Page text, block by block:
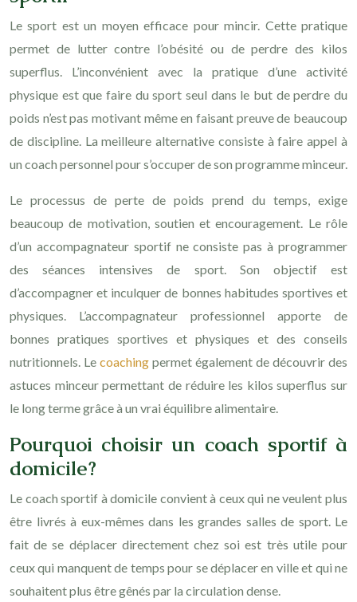
Le sport est un moyen efficace pour mincir. Cette pratique
permet de lutter contre l’obésité ou de perdre des kilos
superflus. L’inconvénient avec la pratique d’une activité
physique est que faire du sport seul dans le but de perdre du
poids n’est pas motivant même en faisant preuve de beaucoup
de discipline. La meilleure alternative consiste à faire appel à
un coach personnel pour s’occuper de son programme minceur.
Le processus de perte de poids prend du temps, exige
beaucoup de motivation, soutien et encouragement. Le rôle
d’un accompagnateur sportif ne consiste pas à programmer
des séances intensives de sport. Son objectif est
d’accompagner et inculquer de bonnes habitudes sportives et
physiques. L’accompagnateur professionnel apporte de
bonnes pratiques sportives et physiques et des conseils
nutritionnels. Le coaching permet également de découvrir des
astuces minceur permettant de réduire les kilos superflus sur
le long terme grâce à un vrai équilibre alimentaire.
Pourquoi choisir un coach sportif à
domicile ?
Le coach sportif à domicile convient à ceux qui ne veulent plus
être livrés à eux-mêmes dans les grandes salles de sport. Le
fait de se déplacer directement chez soi est très utile pour
ceux qui manquent de temps pour se déplacer en ville et qui ne
souhaitent plus être gênés par la circulation dense.